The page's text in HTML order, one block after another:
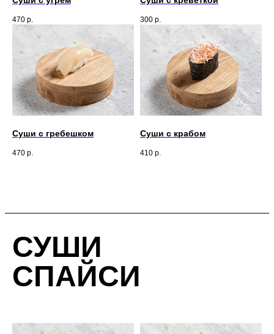
470 р. 300 р.
Суши с гребешком
470 р.
Суши с крабом
410 р.
СУШИ
СПАЙСИ